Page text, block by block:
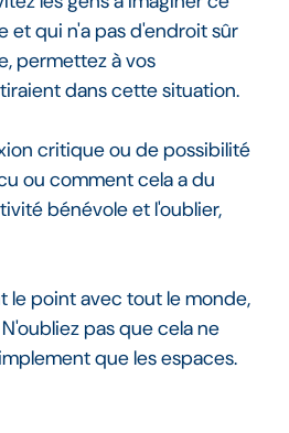
et qui n'a pas d'endroit sûr
permettez à vos
dans cette situation.
critique ou de possibilité
ou comment cela a du
bénévole et l'oublier,
le point avec tout le monde,
pas que cela ne
que les espaces.